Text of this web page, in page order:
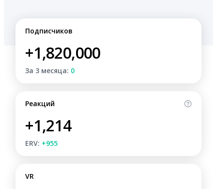
Подписчиков
+1,820,000
За 3 месяца: 0
Реакций
+1,214
ERV: +955
VR